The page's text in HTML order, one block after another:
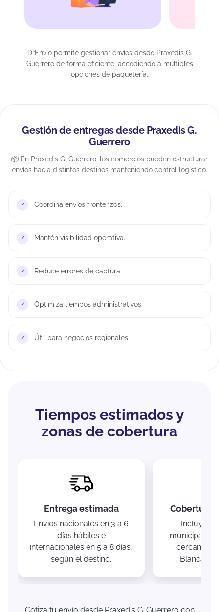
DrEnvío permite gestionar envíos desde Praxedis G.
Guerrero de forma eficiente, accediendo a múltiples
opciones de paquetería.
Gestión de entregas desde Praxedis G.
Guerrero
📦 En Praxedis G. Guerrero, los comercios pueden estructurar
envíos hacia distintos destinos manteniendo control logístico.
Coordina envíos fronterizos.
Mantén visibilidad operativa.
Reduce errores de captura.
Optimiza tiempos administrativos.
Útil para negocios regionales.
Tiempos estimados y
zonas de cobertura
Entrega estimada
Envíos nacionales en 3 a 6
días hábiles e
internacionales en 5 a 8 días,
según el destino.
Cobertura
Incluye la
municipal y
cercanas
Blanca y
Cotiza tu envío desde Praxedis G. Guerrero con